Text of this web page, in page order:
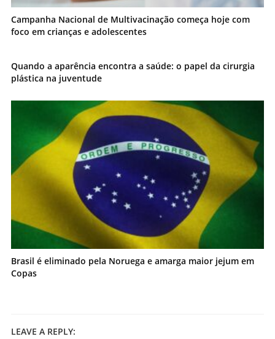
Campanha Nacional de Multivacinação começa hoje com
foco em crianças e adolescentes
Quando a aparência encontra a saúde: o papel da cirurgia
plástica na juventude
Brasil é eliminado pela Noruega e amarga maior jejum em
Copas
LEAVE A REPLY: